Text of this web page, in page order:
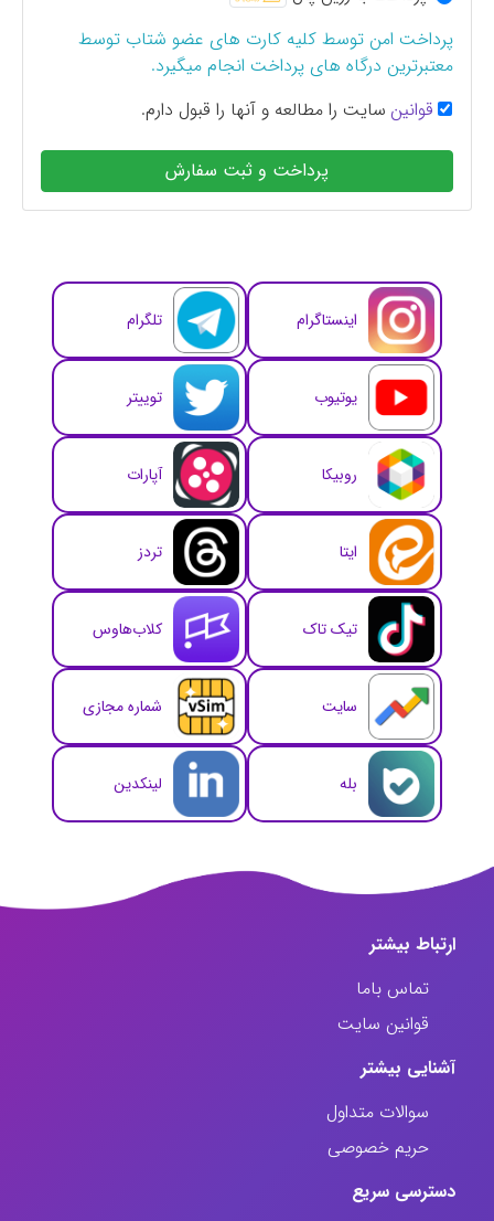
پرداخت امن توسط کلیه کارت های عضو شتاب توسط
معتبرترین درگاه های پرداخت انجام میگیرد.
قوانین سایت را مطالعه و آنها را قبول دارم.
پرداخت و ثبت سفارش
اینستاگرام تلگرام
یوتیوب توییتر
روبیکا آپارات
ایتا تردز
تیک تاک کلاب‌هاوس
سایت شماره مجازی
بله لینکدین
ارتباط‌ بیشتر
تماس باما
قوانین سایت
آشنایی بیشتر
سوالات متداول
حریم خصوصی
دسترسی سریع